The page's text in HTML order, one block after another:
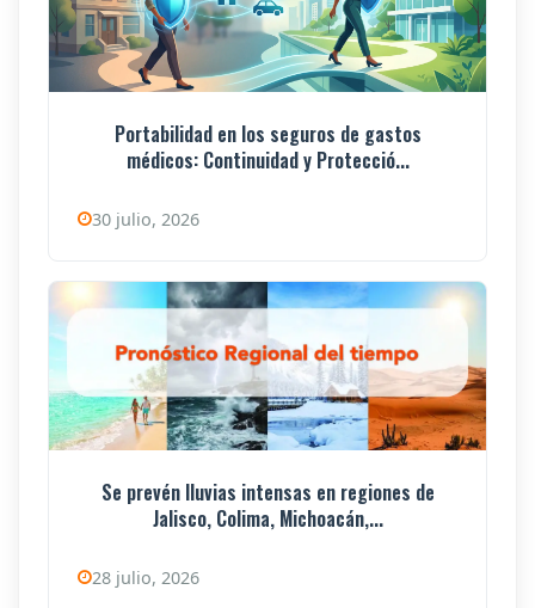
Portabilidad en los seguros de gastos
médicos: Continuidad y Protecció...
30 julio, 2026
Se prevén lluvias intensas en regiones de
Jalisco, Colima, Michoacán,...
28 julio, 2026